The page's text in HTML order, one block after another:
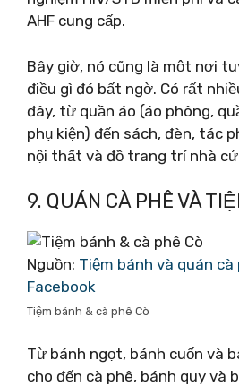
AHF cung cấp.
Bây giờ, nó cũng là một nơi
điều gì đó bất ngờ. Có rất
đây, từ quần áo (áo phông,
phụ kiện) đến sách, đèn, tác
nội thất và đồ trang trí nhà
9. QUÁN CÀ PHÊ VÀ
Nguồn: Tiệm bánh và quán cà
Facebook
Tiệm bánh & cà phê Cò
Từ bánh ngọt, bánh cuốn và
cho đến cà phê, bánh quy và